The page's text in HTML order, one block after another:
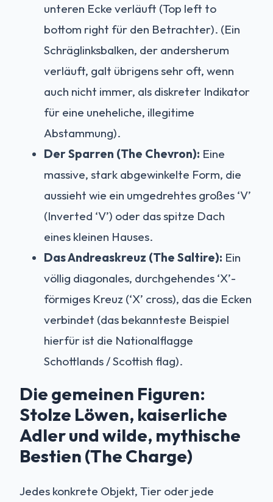
unteren Ecke verläuft (Top left to
bottom right für den Betrachter). (Ein
Schräglinksbalken, der andersherum
verläuft, galt übrigens sehr oft, wenn
auch nicht immer, als diskreter Indikator
für eine uneheliche, illegitime
Abstammung).
Der Sparren (The Chevron): Eine
massive, stark abgewinkelte Form, die
aussieht wie ein umgedrehtes großes ‘V’
(Inverted ‘V’) oder das spitze Dach
eines kleinen Hauses.
Das Andreaskreuz (The Saltire): Ein
völlig diagonales, durchgehendes ‘X’-
förmiges Kreuz (‘X’ cross), das die Ecken
verbindet (das bekannteste Beispiel
hierfür ist die Nationalflagge
Schottlands / Scottish flag).
Die gemeinen Figuren:
Stolze Löwen, kaiserliche
Adler und wilde, mythische
Bestien (The Charge)
Jedes konkrete Objekt, Tier oder jede